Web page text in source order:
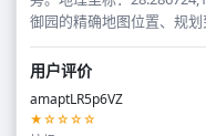
御园的精确地图位置、规划
用户评价
amaptLR5p6VZ
★☆☆☆☆